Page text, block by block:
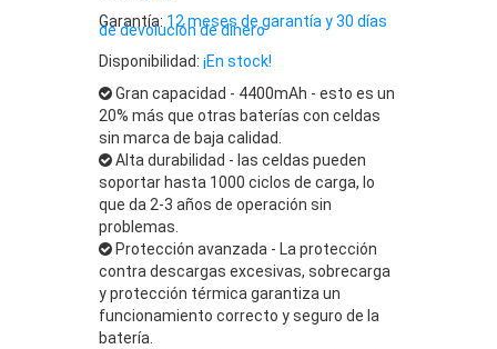
Garantía: 12 meses de garantía y 30 días
de devolución de dinero
Disponibilidad: ¡En stock!
Gran capacidad - 4400mAh - esto es un
20% más que otras baterías con celdas
sin marca de baja calidad.
Alta durabilidad - las celdas pueden
soportar hasta 1000 ciclos de carga, lo
que da 2-3 años de operación sin
problemas.
Protección avanzada - La protección
contra descargas excesivas, sobrecarga
y protección térmica garantiza un
funcionamiento correcto y seguro de la
batería.